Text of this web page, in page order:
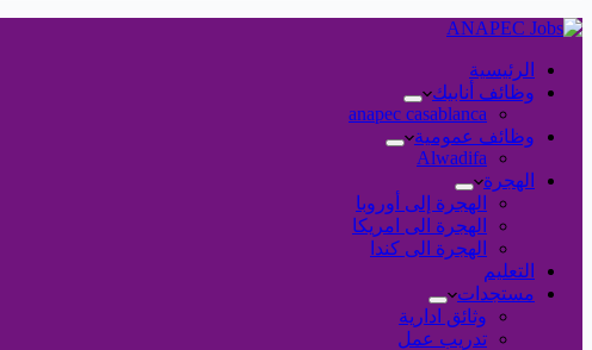
الرئيسية
وظائف أنابيك
anapec casablanca
وظائف عمومية
Alwadifa
الهجرة
الهجرة إلى أوروبا
الهجرة الى امريكا
الهجرة الى كندا
التعليم
مستجدات
وثائق ادارية
تدريب عمل